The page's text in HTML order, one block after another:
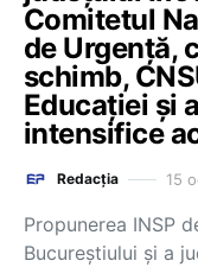
Comitetul
de Urgență,
schimb,
Educației și
intensifice
Redacția 15
Propunerea INSP
Bucureștiului și a